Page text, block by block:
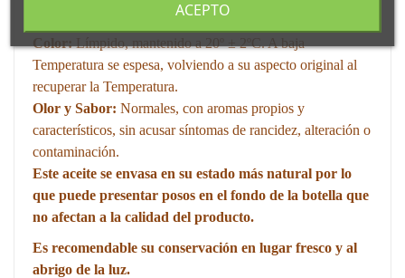
Color:Límpido, mantenido a 20º ± 2ºC. A baja
Temperatura se espesa, volviendo a su aspecto original al
recuperar la Temperatura.
Olor y Sabor: Normales, con aromas propios y
característicos, sin acusar síntomas de rancidez, alteración o
contaminación.
Este aceite se envasa en su estado más natural por lo
que puede presentar posos en el fondo de la botella que
no afectan a la calidad del producto.
Es recomendable su conservación en lugar fresco y al
abrigo de la luz.
ACEPTO